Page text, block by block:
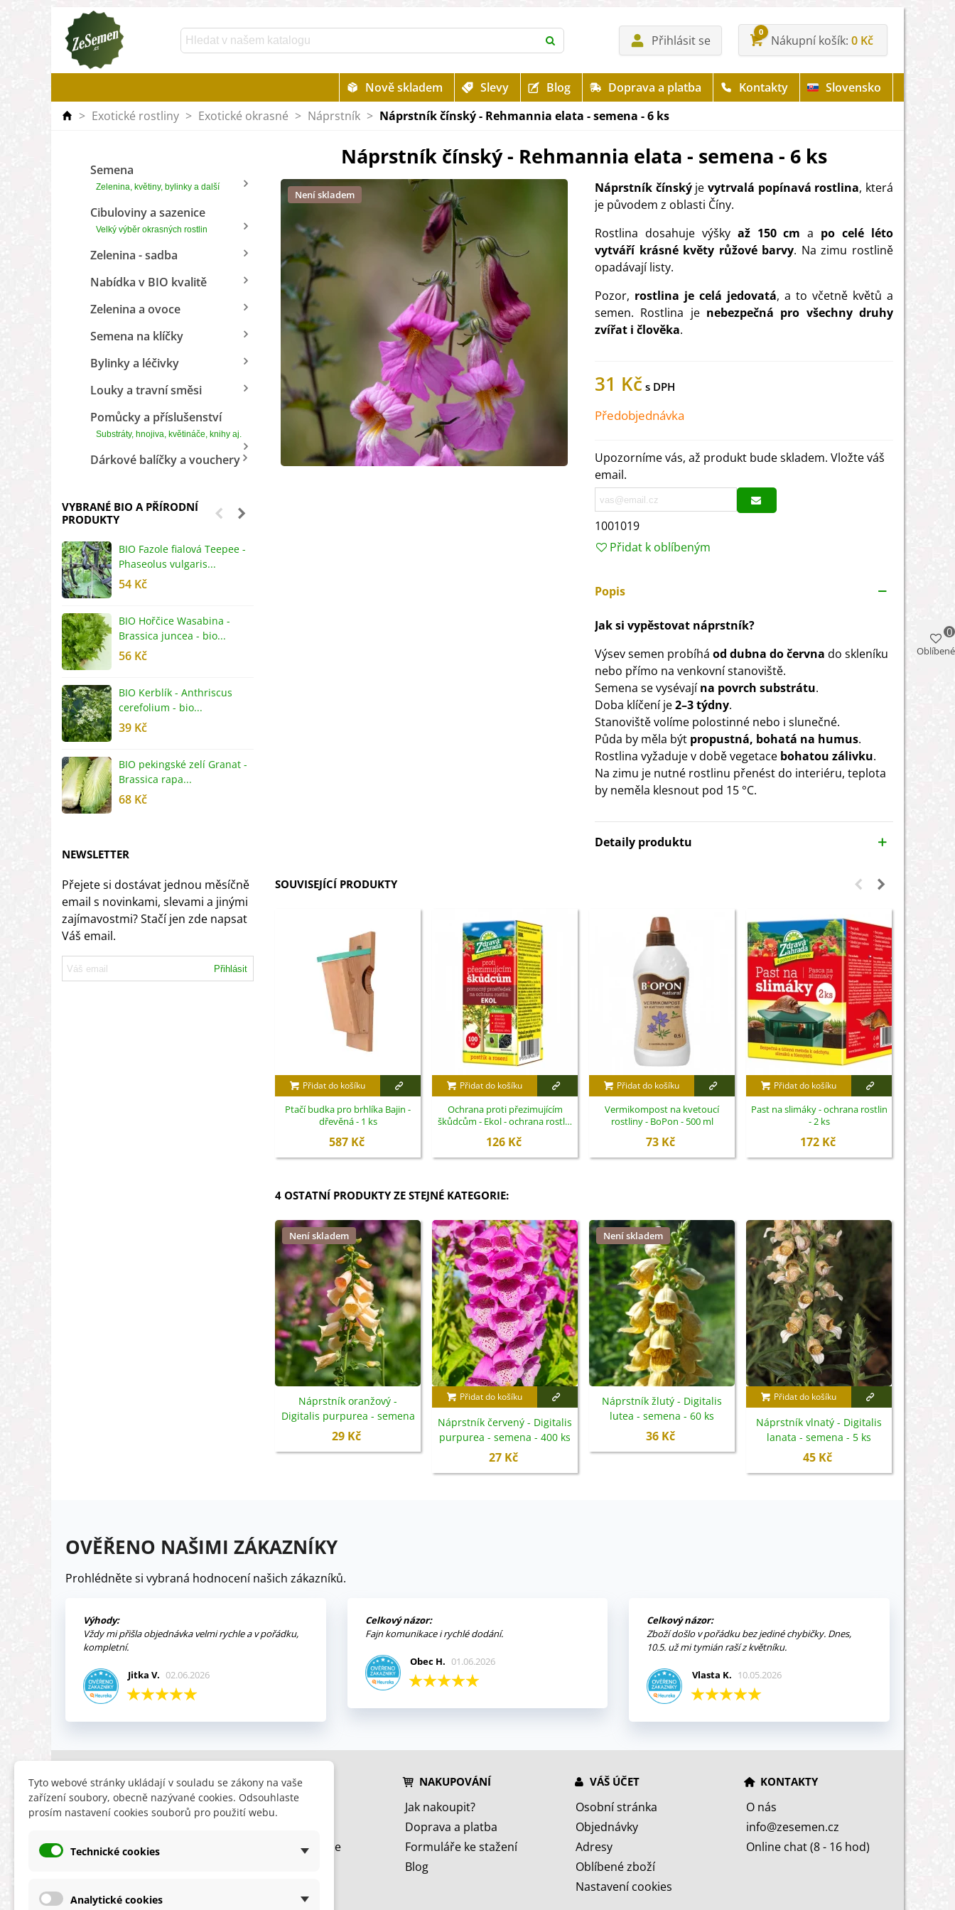
Přihlásit se
0
Nákupní košík 0 Kč
Nově skladem Slevy Blog Doprava a platba Kontakty
Slovensko
> Exotické rostliny > Exotické okrasné > Náprstník > Náprstník čínský - Rehmannia elata - semena - 6 ks
Semena
Zelenina, květiny, bylinky a další
Cibuloviny a sazenice
Velký výběr okrasných rostlin
Zelenina - sadba
Nabídka v BIO kvalitě
Zelenina a ovoce
Semena na klíčky
Bylinky a léčivky
Louky a travní směsi
Pomůcky a příslušenství
Substráty, hnojiva, květináče, knihy aj.
Dárkové balíčky a vouchery
VYBRANÉ BIO A PŘÍRODNÍ
PRODUKTY
BIO Fazole fialová Teepee -
Phaseolus vulgaris...
54 Kč
BIO Hořčice Wasabina -
Brassica juncea - bio...
56 Kč
BIO Kerblík - Anthriscus
cerefolium - bio...
39 Kč
BIO pekingské zelí Granat -
Brassica rapa...
68 Kč
NEWSLETTER
Přejete si dostávat jednou měsíčně
email s novinkami, slevami a jinými
zajímavostmi? Stačí jen zde napsat
Váš email.
Přihlásit
Náprstník čínský - Rehmannia elata - semena - 6 ks
Není skladem Náprstník čínskýjevytrvalá popínavá rostlina, která
je původem z oblasti Číny.
Rostlina dosahuje výšky až 150 cm a po celé léto
vytváří krásné květy růžové barvy. Na zimu rostlině
opadávají listy.
Pozor, rostlina je celá jedovatá, a to včetně květů a
semen. Rostlina je nebezpečná pro všechny druhy
zvířat i člověka.
31 Kč
Předobjednávka
Upozorníme vás, až produkt bude skladem. Vložte váš
email.
1001019
Přidat k oblíbeným
Popis
Jak si vypěstovat náprstník?
Výsev semen probíhá od dubna do června do skleníku
nebo přímo na venkovní stanoviště.
Semena se vysévajína povrch substrátu.
Doba klíčení je2–3 týdny.
Stanoviště volíme polostinné nebo i slunečné.
Půda by měla být propustná, bohatá na humus.
Rostlina vyžaduje v době vegetace bohatou zálivku.
Na zimu je nutné rostlinu přenést do interiéru, teplota
by neměla klesnout pod 15 °C.
Detaily produktu
SOUVISEJÍCÍ PRODUKTY
Přidat do košíku
Ptačí budka pro brhlíka Bajin -
dřevěná - 1 ks
587 Kč
Přidat do košíku
Ochrana proti přezimujícím
škůdcům - Ekol - ochrana rostlin
126 Kč
Přidat do košíku
Vermikompost na kvetoucí
rostliny - BoPon - 500 ml
73 Kč
Přidat do košíku
Past na slimáky - ochrana rostlin
- 2 ks
172 Kč
4 OSTATNÍ PRODUKTY ZE STEJNÉ KATEGORIE:
Není skladem
Náprstník oranžový -
Digitalis purpurea - semena
- 300 ks
29 Kč
Přidat do košíku
Náprstník červený - Digitalis
purpurea - semena - 400 ks
27 Kč
Není skladem
Náprstník žlutý - Digitalis
lutea - semena - 60 ks
36 Kč
Přidat do košíku
Náprstník vlnatý - Digitalis
lanata - semena - 5 ks
45 Kč
OVĚŘENO NAŠIMI ZÁKAZNÍKY
Prohlédněte si vybraná hodnocení našich zákazníků.
Výhody:
Vždy mi přišla objednávka velmi rychle a v pořádku,
kompletní.
Jitka V. 02.06.2026
Celkový názor:
Fajn komunikace i rychlé dodání.
Obec H. 01.06.2026
Celkový názor:
Zboží došlo v pořádku bez jediné chybičky. Dnes,
10.5. už mi tymián raší z květníku.
Vlasta K. 10.05.2026
INFORMACE
Obchodní podmínky
Ochrana osobních údajů
HLEDÁTE
Slevy
Nyní doporučujeme
NAKUPOVÁNÍ
Jak nakoupit?
Doprava a platba
Formuláře ke stažení
Blog
VÁŠ ÚČET
Osobní stránka
Objednávky
Adresy
Oblíbené zboží
Nastavení cookies
KONTAKTY
O nás
info@zesemen.cz
Online chat (8 - 16 hod)
Oblíbené
0
Tyto webové stránky ukládají v souladu se zákony na vaše
zařízení soubory, obecně nazývané cookies. Odsouhlaste
prosím nastavení cookies souborů pro použití webu.
Technické cookies
Analytické cookies